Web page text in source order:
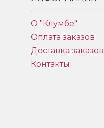
О "Клумбе"
Оплата заказов
Доставка заказов
Контакты